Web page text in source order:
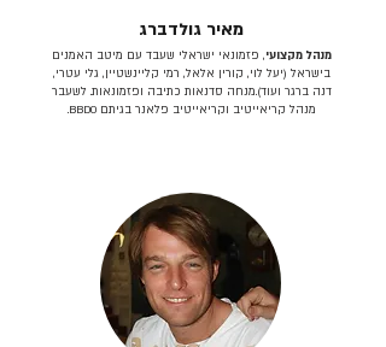
מאיר גולדברג
מנהל מקצועי, פזמונאי ישראלי שעבד עם מיטב האמנים
בישראל (יעל לוי, קורין אלאל, רמי קליינשטיין, גלי עטרי,
דנה ברגר ועוד).מנחה סדנאות כתיבה ופזמונאות. לשעבר
מנהל קריאייטיב וקריאייטיב פלאנר בגיתם BBDO.